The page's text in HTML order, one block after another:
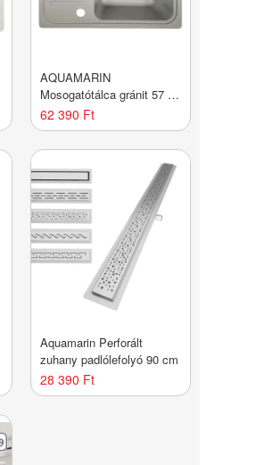
AQUAMARIN
Mosogatótálca gránit 57 x
45 cm szürke
62 390 Ft
Aquamarin Perforált
zuhany padlólefolyó 90 cm
28 390 Ft